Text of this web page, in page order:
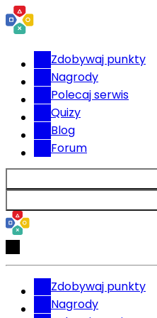
Zdobywaj punkty
Nagrody
Polecaj serwis
Quizy
Blog
Forum
Zdobywaj punkty
Nagrody